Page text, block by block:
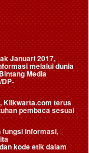
Januari 2017,
melalui dunia
Media
Klikwarta.com terus
pembaca sesuai
fungsi informasi,
kode etik dalam